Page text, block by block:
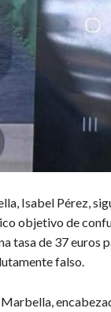
Isabel Pérez,
objetivo de
tasa de 37 euros
falso.